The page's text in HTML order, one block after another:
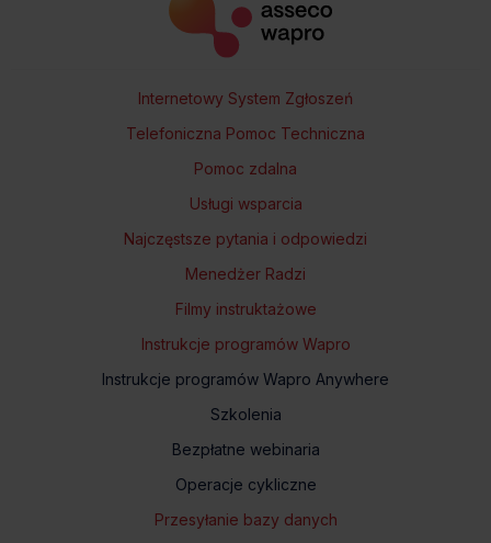
Internetowy System Zgłoszeń
Telefoniczna Pomoc Techniczna
Pomoc zdalna
Usługi wsparcia
Najczęstsze pytania i odpowiedzi
Menedżer Radzi
Filmy instruktażowe
Instrukcje programów Wapro
Instrukcje programów Wapro Anywhere
Szkolenia
Bezpłatne webinaria
Operacje cykliczne
Przesyłanie bazy danych